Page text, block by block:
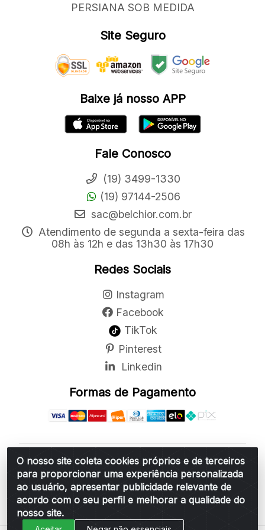
O nosso site coleta cookies próprios e de terceiros
para proporcionar uma experiência personalizada
ao usuário, apresentar publicidade relevante de
acordo com o seu perfil e melhorar a qualidade do
nosso site.
PERSIANA SOB MEDIDA
Site Seguro
Baixe já nosso APP
Fale Conosco
(19) 3499-1330
(19) 97144-2506
sac@belchior.com.br
Atendimento de segunda a sexta-feira das
08h às 12h e das 13h30 às 17h30
Redes Sociais
Instagram
Facebook
TikTok
Pinterest
Linkedin
Formas de Pagamento
Belchior Cortinas e Acessórios LTDA - R: Rua
Vereador Sérgio Leopoldino Alves, 876 - Santa
Bárbara d'Oeste/SP - CEP 13.456-166 - CNPJ
06.314.073/0001-34